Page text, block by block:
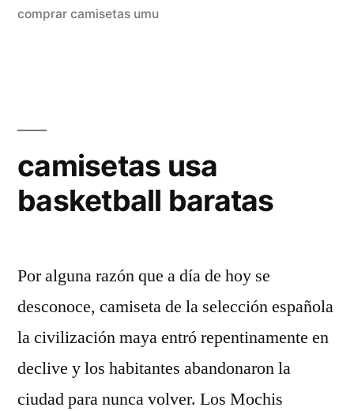
comprar camisetas umu
camisetas usa
basketball baratas
Por alguna razón que a día de hoy se
desconoce, camiseta de la selección española
la civilización maya entró repentinamente en
declive y los habitantes abandonaron la
ciudad para nunca volver. Los Mochis